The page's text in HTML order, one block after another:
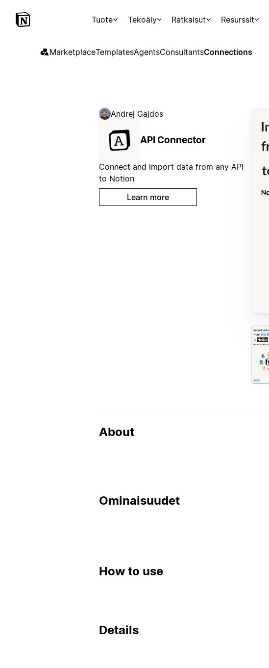
Tuote Tekoäly Ratkaisut Resurssit
MarketplaceTemplatesAgentsConsultantsConnections
Andrej Gajdos
API Connector
Connect and import data from any API
to Notion
Learn more
About
Ominaisuudet
How to use
Details